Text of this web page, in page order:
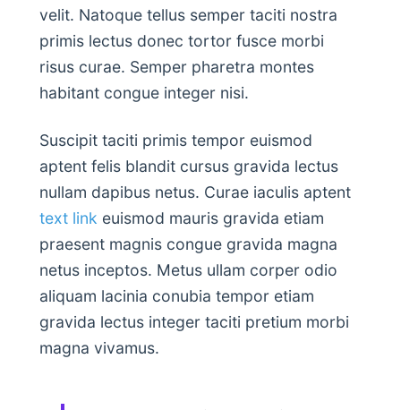
velit. Natoque tellus semper taciti nostra
primis lectus donec tortor fusce morbi
risus curae. Semper pharetra montes
habitant congue integer nisi.
Suscipit taciti primis tempor euismod
aptent felis blandit cursus gravida lectus
nullam dapibus netus. Curae iaculis aptent
text link euismod mauris gravida etiam
praesent magnis congue gravida magna
netus inceptos. Metus ullam corper odio
aliquam lacinia conubia tempor etiam
gravida lectus integer taciti pretium morbi
magna vivamus.